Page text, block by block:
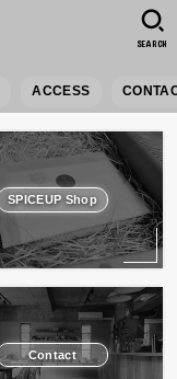
ACCESS
SEARCH
SPICEUP Shop
Contact